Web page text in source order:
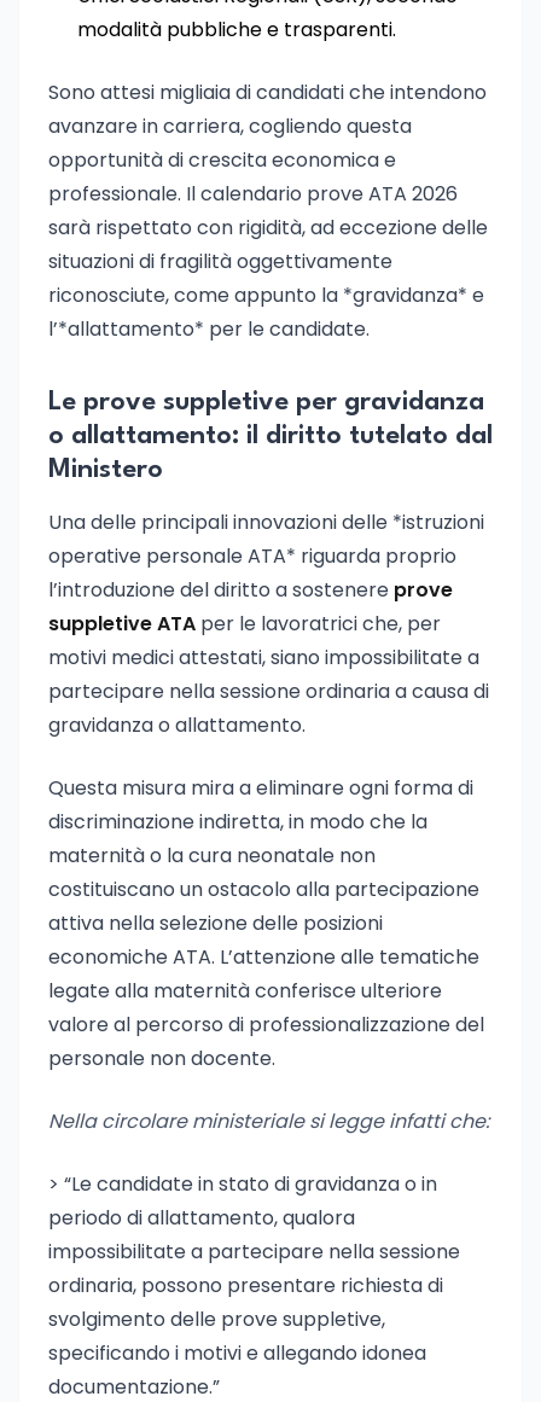
modalità pubbliche e trasparenti.
Sono attesi migliaia di candidati che intendono
avanzare in carriera, cogliendo questa
opportunità di crescita economica e
professionale. Il calendario prove ATA 2026
sarà rispettato con rigidità, ad eccezione delle
situazioni di fragilità oggettivamente
riconosciute, come appunto la *gravidanza* e
l’*allattamento* per le candidate.
Le prove suppletive per gravidanza
o allattamento: il diritto tutelato dal
Ministero
Una delle principali innovazioni delle *istruzioni
operative personale ATA* riguarda proprio
l’introduzione del diritto a sostenere prove
suppletive ATA per le lavoratrici che, per
motivi medici attestati, siano impossibilitate a
partecipare nella sessione ordinaria a causa di
gravidanza o allattamento.
Questa misura mira a eliminare ogni forma di
discriminazione indiretta, in modo che la
maternità o la cura neonatale non
costituiscano un ostacolo alla partecipazione
attiva nella selezione delle posizioni
economiche ATA. L’attenzione alle tematiche
legate alla maternità conferisce ulteriore
valore al percorso di professionalizzazione del
personale non docente.
Nella circolare ministeriale si legge infatti che:
> “Le candidate in stato di gravidanza o in
periodo di allattamento, qualora
impossibilitate a partecipare nella sessione
ordinaria, possono presentare richiesta di
svolgimento delle prove suppletive,
specificando i motivi e allegando idonea
documentazione.”